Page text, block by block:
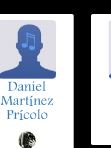
Daniel
Martínez
Prícolo